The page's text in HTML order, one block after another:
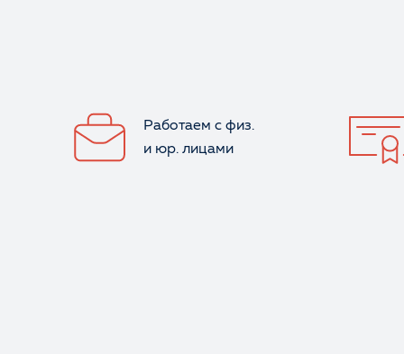
Работаем с физ.
и юр. лицами